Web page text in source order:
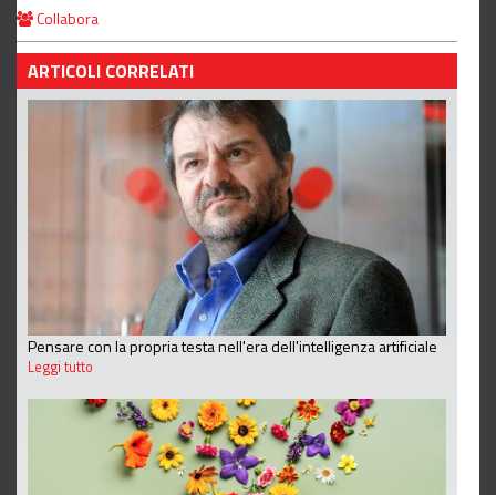
Collabora
ARTICOLI CORRELATI
Pensare con la propria testa nell'era dell'intelligenza artificiale
Leggi tutto